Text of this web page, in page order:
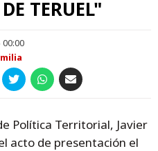
TERUEL"
Política Territorial, Javier
acto de presentación el